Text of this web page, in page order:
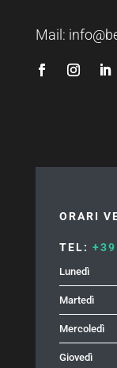
Mail:
ORARI
TEL:
Lunedì
Martedì
Mercoledì
Giovedì